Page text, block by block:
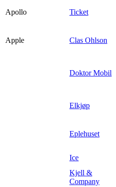
Apollo Ticket
Apple Clas Ohlson
Doktor Mobil
Elkjøp
Eplehuset
Ice
Kjell &
Company